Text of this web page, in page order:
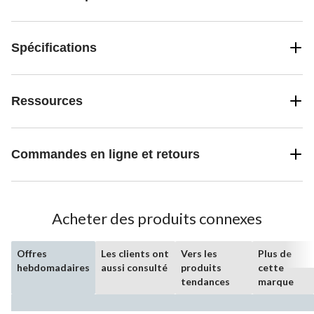
Spécifications
Ressources
Commandes en ligne et retours
Acheter des produits connexes
Offres
hebdomadaires
Les clients ont
aussi consulté
Vers les
produits
tendances
Plus de
cette
marque